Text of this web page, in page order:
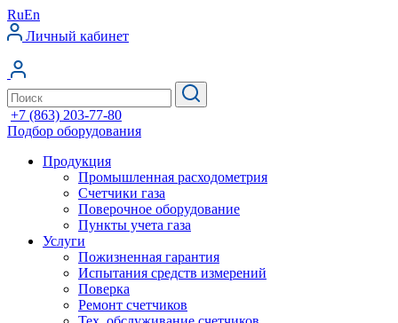
RuEn
Личный кабинет
+7 (863) 203-77-80
Подбор оборудования
Продукция
Промышленная расходометрия
Счетчики газа
Поверочное оборудование
Пункты учета газа
Услуги
Пожизненная гарантия
Испытания средств измерений
Поверка
Ремонт счетчиков